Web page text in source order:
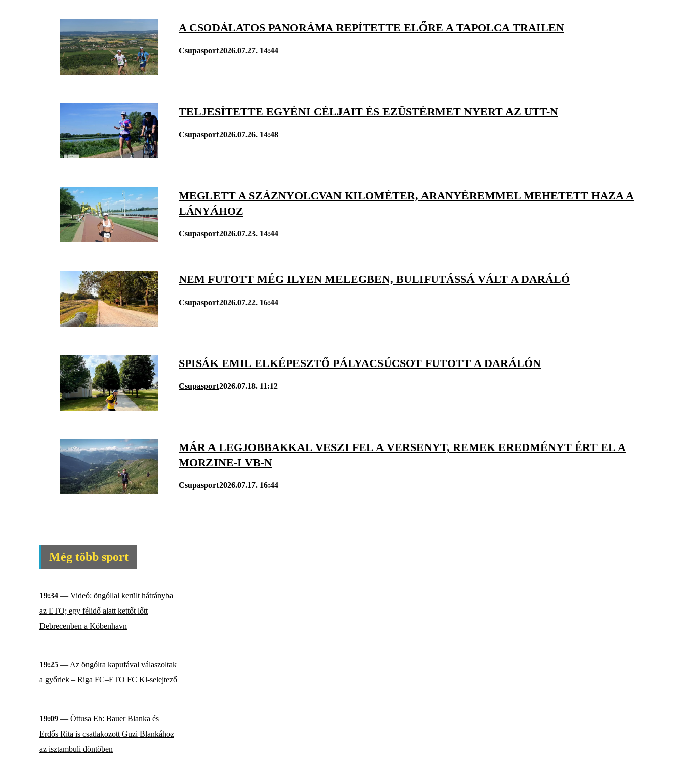
A CSODÁLATOS PANORÁMA REPÍTETTE ELŐRE A TAPOLCA TRAILEN
Csupasport2026.07.27. 14:44
TELJESÍTETTE EGYÉNI CÉLJAIT ÉS EZÜSTÉRMET NYERT AZ UTT-N
Csupasport2026.07.26. 14:48
MEGLETT A SZÁZNYOLCVAN KILOMÉTER, ARANYÉREMMEL MEHETETT HAZA A
LÁNYÁHOZ
Csupasport2026.07.23. 14:44
NEM FUTOTT MÉG ILYEN MELEGBEN, BULIFUTÁSSÁ VÁLT A DARÁLÓ
Csupasport2026.07.22. 16:44
SPISÁK EMIL ELKÉPESZTŐ PÁLYACSÚCSOT FUTOTT A DARÁLÓN
Csupasport2026.07.18. 11:12
MÁR A LEGJOBBAKKAL VESZI FEL A VERSENYT, REMEK EREDMÉNYT ÉRT EL A
MORZINE-I VB-N
Csupasport2026.07.17. 16:44
Még több sport
19:34 — Videó: öngóllal került hátrányba
az ETO; egy félidő alatt kettőt lőtt
Debrecenben a Köbenhavn
19:25 — Az öngólra kapufával válaszoltak
a győriek – Riga FC–ETO FC Kl-selejtező
19:09 — Öttusa Eb: Bauer Blanka és
Erdős Rita is csatlakozott Guzi Blankához
az isztambuli döntőben